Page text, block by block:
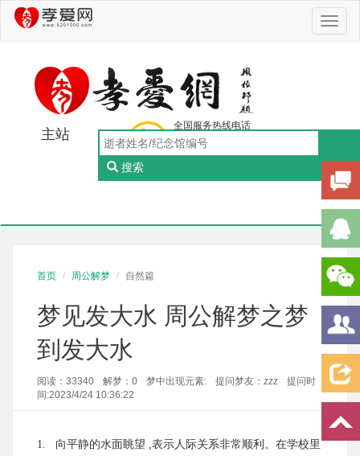
主站
搜索
全国服务热线电话
0756-5505888
工作日：9:00-18:00（周一至周五）
首页 周公解梦 自然篇
梦见发大水 周公解梦之梦
到发大水
阅读：33340 解梦：0 梦中出现元素: 提问梦友：zzz
提问时
间:2023/4/24 10:36:22
1. 向平静的水面眺望 ,表示人际关系非常顺利。在学校里